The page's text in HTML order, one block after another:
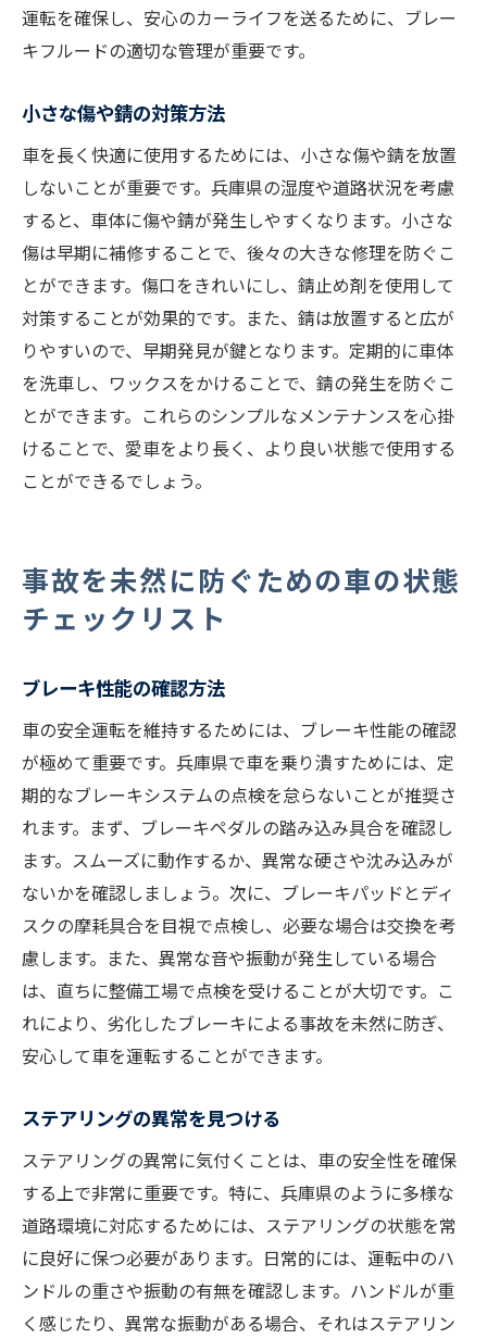
運転を確保し、安心のカーライフを送るために、ブレー
キフルードの適切な管理が重要です。
小さな傷や錆の対策方法
車を長く快適に使用するためには、小さな傷や錆を放置
しないことが重要です。兵庫県の湿度や道路状況を考慮
すると、車体に傷や錆が発生しやすくなります。小さな
傷は早期に補修することで、後々の大きな修理を防ぐこ
とができます。傷口をきれいにし、錆止め剤を使用して
対策することが効果的です。また、錆は放置すると広が
りやすいので、早期発見が鍵となります。定期的に車体
を洗車し、ワックスをかけることで、錆の発生を防ぐこ
とができます。これらのシンプルなメンテナンスを心掛
けることで、愛車をより長く、より良い状態で使用する
ことができるでしょう。
事故を未然に防ぐための車の状態
チェックリスト
ブレーキ性能の確認方法
車の安全運転を維持するためには、ブレーキ性能の確認
が極めて重要です。兵庫県で車を乗り潰すためには、定
期的なブレーキシステムの点検を怠らないことが推奨さ
れます。まず、ブレーキペダルの踏み込み具合を確認し
ます。スムーズに動作するか、異常な硬さや沈み込みが
ないかを確認しましょう。次に、ブレーキパッドとディ
スクの摩耗具合を目視で点検し、必要な場合は交換を考
慮します。また、異常な音や振動が発生している場合
は、直ちに整備工場で点検を受けることが大切です。こ
れにより、劣化したブレーキによる事故を未然に防ぎ、
安心して車を運転することができます。
ステアリングの異常を見つける
ステアリングの異常に気付くことは、車の安全性を確保
する上で非常に重要です。特に、兵庫県のように多様な
道路環境に対応するためには、ステアリングの状態を常
に良好に保つ必要があります。日常的には、運転中のハ
ンドルの重さや振動の有無を確認します。ハンドルが重
く感じたり、異常な振動がある場合、それはステアリン